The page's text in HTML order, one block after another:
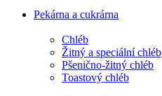
Pekárna a cukrárna
Chléb
Žitný a speciální chléb
Pšenično-žitný chléb
Toastový chléb